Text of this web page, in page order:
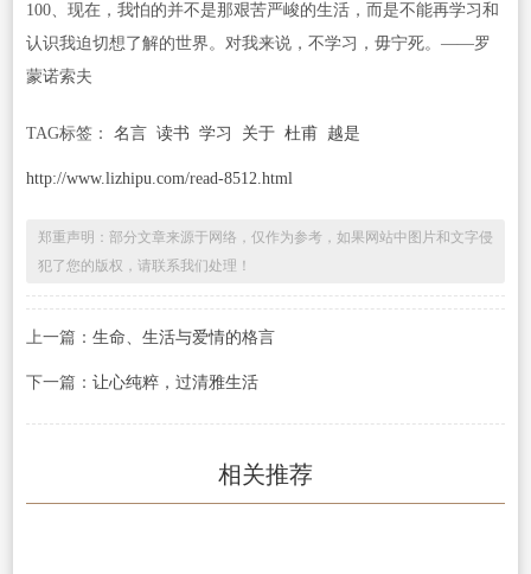
100、现在，我怕的并不是那艰苦严峻的生活，而是不能再学习和
认识我迫切想了解的世界。对我来说，不学习，毋宁死。——罗
蒙诺索夫
TAG标签： 名言 读书 学习 关于 杜甫 越是
http://www.lizhipu.com/read-8512.html
郑重声明：部分文章来源于网络，仅作为参考，如果网站中图片和文字侵
犯了您的版权，请联系我们处理！
上一篇： 生命、生活与爱情的格言
下一篇： 让心纯粹，过清雅生活
相关推荐